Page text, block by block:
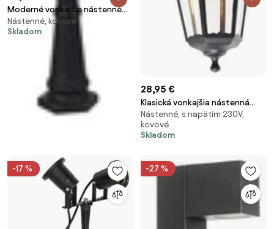
Moderné vonkajšie nástenné
svietidlo hrdzavohnedá IP44 -
Kansas
Nástenné, kovové
Skladom
28,95 €
Klasická vonkajšia nástenná
lampa čierna IP44 - Havana
Down
Nástenné, s napätím 230V,
kovové
Skladom
-17 % -27 %